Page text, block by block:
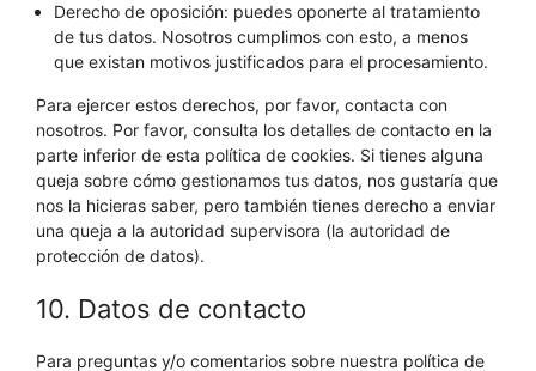
Derecho de oposición: puedes oponerte al tratamiento
de tus datos. Nosotros cumplimos con esto, a menos
que existan motivos justificados para el procesamiento.
Para ejercer estos derechos, por favor, contacta con
nosotros. Por favor, consulta los detalles de contacto en la
parte inferior de esta política de cookies. Si tienes alguna
queja sobre cómo gestionamos tus datos, nos gustaría que
nos la hicieras saber, pero también tienes derecho a enviar
una queja a la autoridad supervisora (la autoridad de
protección de datos).
10. Datos de contacto
Para preguntas y/o comentarios sobre nuestra política de